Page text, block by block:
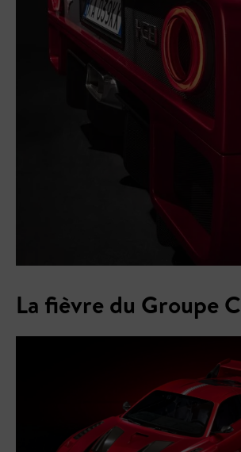
La fièvre du Groupe C